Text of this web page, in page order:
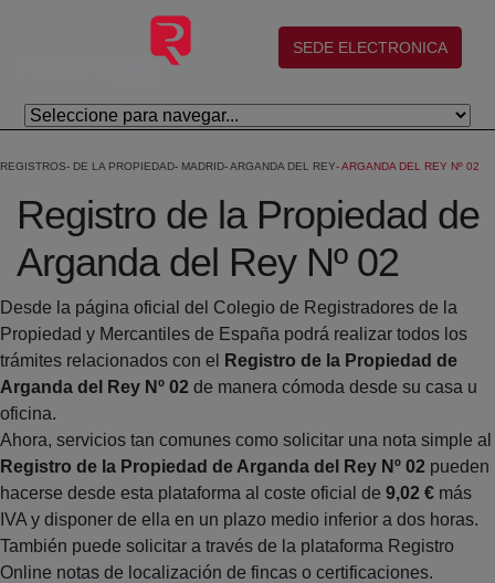
Eduki nagusira joan
(abre en nueva ventana)
SEDE ELECTRONICA
REGISTROS DE LA PROPIEDAD MADRID ARGANDA DEL REY ARGANDA DEL REY Nº 02
Registro de la Propiedad de
Arganda del Rey Nº 02
Desde la página oficial del Colegio de Registradores de la
Propiedad y Mercantiles de España podrá realizar todos los
trámites relacionados con el
Registro de la Propiedad de
Arganda del Rey Nº 02 de manera cómoda desde su casa u
oficina.
Ahora, servicios tan comunes como solicitar una nota simple al
Registro de la Propiedad de Arganda del Rey Nº 02 pueden
hacerse desde esta plataforma al coste oficial de 9,02 € más
IVA y disponer de ella en un plazo medio inferior a dos horas.
También puede solicitar a través de la plataforma Registro
Online notas de localización de fincas o certificaciones.